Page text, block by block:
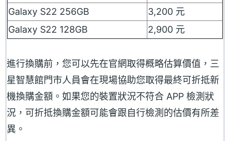
Galaxy S22 256GB
3,200 元
Galaxy S22 128GB
2,900 元
進行換購前，您可以先在官網取得概略估算價值，三
星智慧館門市人員會在現場協助您取得最終可折抵新
機換購金額。如果您的裝置狀況不符合 APP 檢測狀
況，可折抵換購金額可能會跟自行檢測的估價有所差
異。